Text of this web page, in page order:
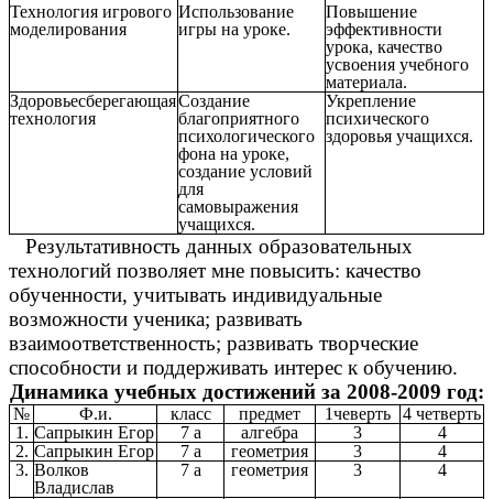
Технология игрового
моделирования
Использование
игры на уроке.
Повышение
эффективности
урока, качество
усвоения учебного
материала.
Здоровьесберегающая
технология
Создание
благоприятного
психологического
фона на уроке,
создание условий
для
самовыражения
учащихся.
Укрепление
психического
здоровья учащихся.
Результативность данных образовательных
технологий позволяет мне повысить: качество
обученности, учитывать индивидуальные
возможности ученика; развивать
взаимоответственность; развивать творческие
способности и поддерживать интерес к обучению.
Динамика учебных достижений за 2008-2009 год:
№ Ф.и. класс предмет 1чеверть
4 четверть
1. Сапрыкин Егор 7 а алгебра 3
4
2. Сапрыкин Егор 7 а геометрия 3
4
3. Волков
Владислав
7 а геометрия 3
4